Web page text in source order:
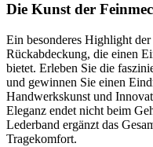
Die Kunst der
Ein besonderes Highlight
Rückabdeckung, die einen
bietet. Erleben Sie die
und gewinnen Sie einen
Handwerkskunst und
Eleganz endet nicht beim
Lederband ergänzt das
Tragekomfort.